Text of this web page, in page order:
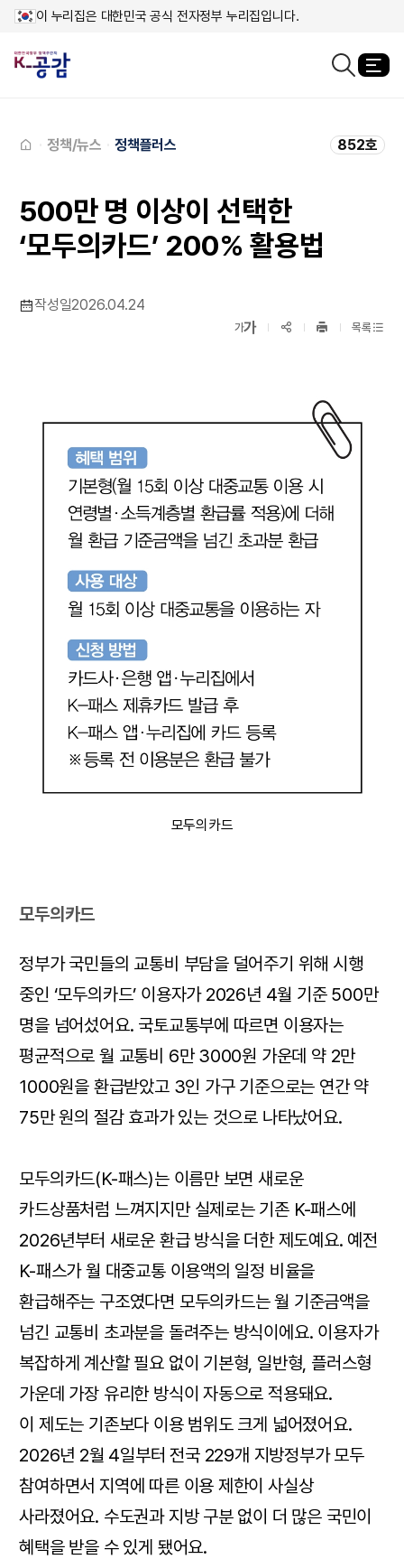
이 누리집은 대한민국 공식 전자정부 누리집입니다.
정책/뉴스 정책플러스 852호
500만 명 이상이 선택한
‘모두의카드’ 200% 활용법
작성일2026.04.24
가축소보기
가확대보기SNS공유
프린트
목록
모두의카드
모두의카드
정부가 국민들의 교통비 부담을 덜어주기 위해 시행
중인 ‘모두의카드’ 이용자가 2026년 4월 기준 500만
명을 넘어섰어요. 국토교통부에 따르면 이용자는
평균적으로 월 교통비 6만 3000원 가운데 약 2만
1000원을 환급받았고 3인 가구 기준으로는 연간 약
75만 원의 절감 효과가 있는 것으로 나타났어요.
모두의카드(K-패스)는 이름만 보면 새로운
카드상품처럼 느껴지지만 실제로는 기존 K-패스에
2026년부터 새로운 환급 방식을 더한 제도예요. 예전
K-패스가 월 대중교통 이용액의 일정 비율을
환급해주는 구조였다면 모두의카드는 월 기준금액을
넘긴 교통비 초과분을 돌려주는 방식이에요. 이용자가
복잡하게 계산할 필요 없이 기본형, 일반형, 플러스형
가운데 가장 유리한 방식이 자동으로 적용돼요.
이 제도는 기존보다 이용 범위도 크게 넓어졌어요.
2026년 2월 4일부터 전국 229개 지방정부가 모두
참여하면서 지역에 따른 이용 제한이 사실상
사라졌어요. 수도권과 지방 구분 없이 더 많은 국민이
혜택을 받을 수 있게 됐어요.